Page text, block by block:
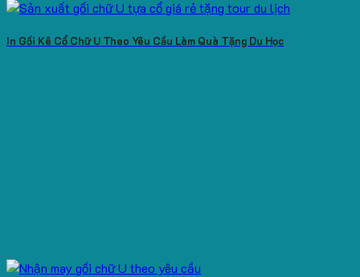
In Gối Kê Cổ Chữ U Theo Yêu Cầu Làm Quà Tặng Du Học